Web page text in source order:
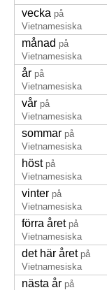
vecka på
Vietnamesiska
månad på
Vietnamesiska
år på
Vietnamesiska
vår på
Vietnamesiska
sommar på
Vietnamesiska
höst på
Vietnamesiska
vinter på
Vietnamesiska
förra året på
Vietnamesiska
det här året på
Vietnamesiska
nästa år på